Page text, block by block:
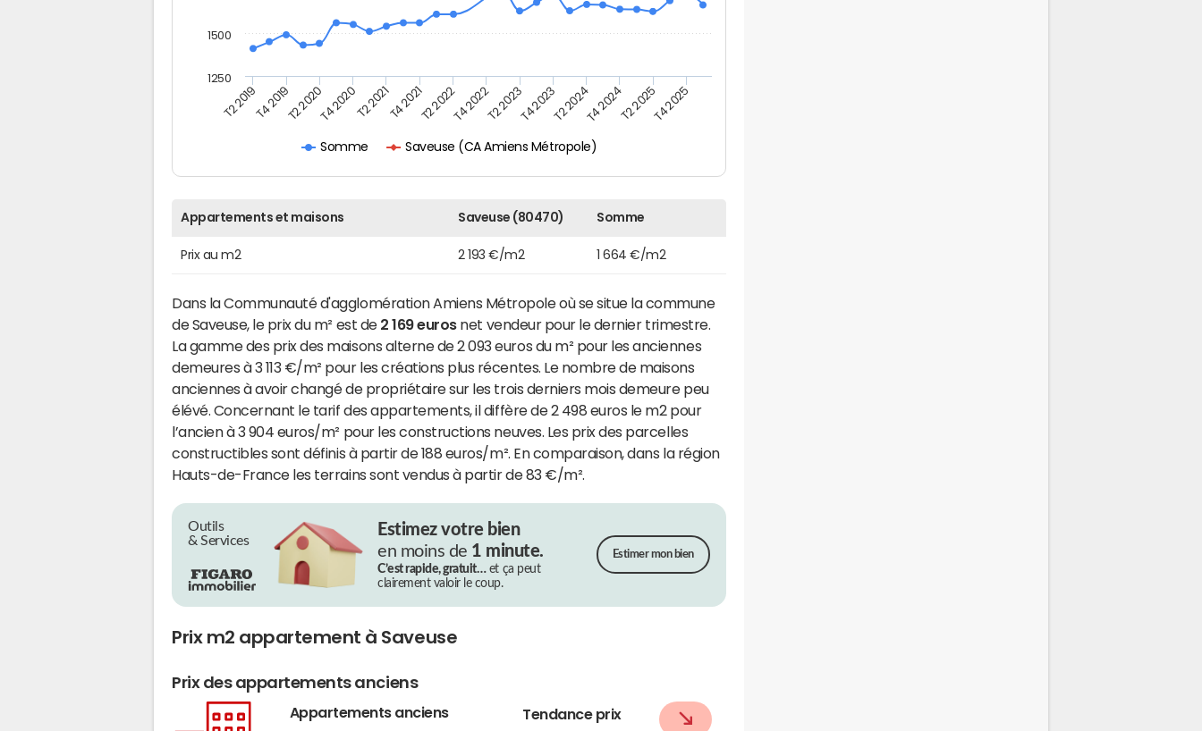
Somme Saveuse (CA Amiens Métropole)
T2 2019T4 2019T2 2020T4 2020T2 2021T4 2021T2 2022T4 2022T2 2023T4 2023T2 2024T4 2024T2 2025T4 2025
1250
1500
Appartements et maisons Saveuse (80470) Somme
Prix au m2 2 193 €/m2 1 664 €/m2
Dans la Communauté d'agglomération Amiens Métropole où se situe la commune
de Saveuse, le prix du m² est de 2 169 eurosnet vendeur pour le dernier trimestre.
La gamme des prix des maisons alterne de 2 093 euros du m² pour les anciennes
demeures à 3 113 €/m² pour les créations plus récentes. Le nombre de maisons
anciennes à avoir changé de propriétaire sur les trois derniers mois demeure peu
élévé. Concernant le tarif des appartements, il diffère de 2 498 euros le m2 pour
l’ancien à 3 904 euros/m² pour les constructions neuves. Les prix des parcelles
constructibles sont définis à partir de 188 euros/m². En comparaison, dans la région
Hauts-de-France les terrains sont vendus à partir de 83 €/m².
Outils
& Services
Estimez votre bien
en moins de 1 minute.
C’est rapide, gratuit…et ça peut
clairement valoir le coup.
Estimer mon bien
Prix m2 appartement à Saveuse
Prix des appartements anciens
Appartements anciens Tendance prix